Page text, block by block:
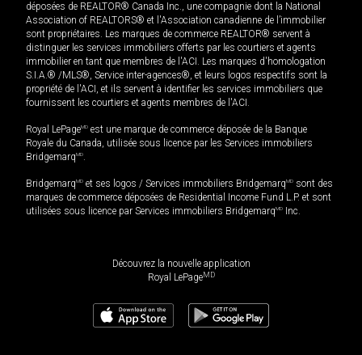
déposées de REALTOR® Canada Inc., une compagnie dont la National
Association of REALTORS® et l'Association canadienne de l’immobilier
sont propriétaires. Les marques de commerce REALTOR® servent à
distinguer les services immobiliers offerts par les courtiers et agents
immobilier en tant que membres de l'ACI. Les marques d'homologation
S.I.A.® /MLS®, Service inter-agences®, et leurs logos respectifs sont la
propriété de l'ACI, et ils servent à identifier les services immobiliers que
fournissent les courtiers et agents membres de l'ACI.
Royal LePageMD est une marque de commerce déposée de la Banque
Royale du Canada, utilisée sous licence par les Services immobiliers
BridgemarqMD.
BridgemarqMD et ses logos / Services immobiliers BridgemarqMD sont des
marques de commerce déposées de Residential Income Fund L.P. et sont
utilisées sous licence par Services immobiliers BridgemarqMD Inc.
Découvrez la nouvelle application
Royal LePageMD